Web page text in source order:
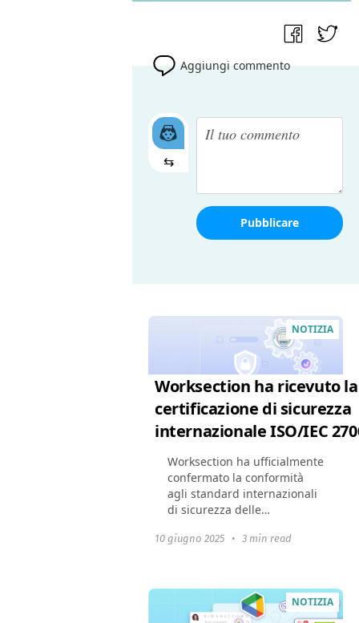
Aggiungi commento
⇆
Pubblicare
NOTIZIA
Worksection ha ricevuto la
certificazione di sicurezza
internazionale ISO/IEC
Worksection ha ufficialmente
confermato la conformità
agli standard internazionali
di sicurezza delle
ottenuto il certificato ISO/IEC
10 giugno 2025 • 3 min read
NOTIZIA